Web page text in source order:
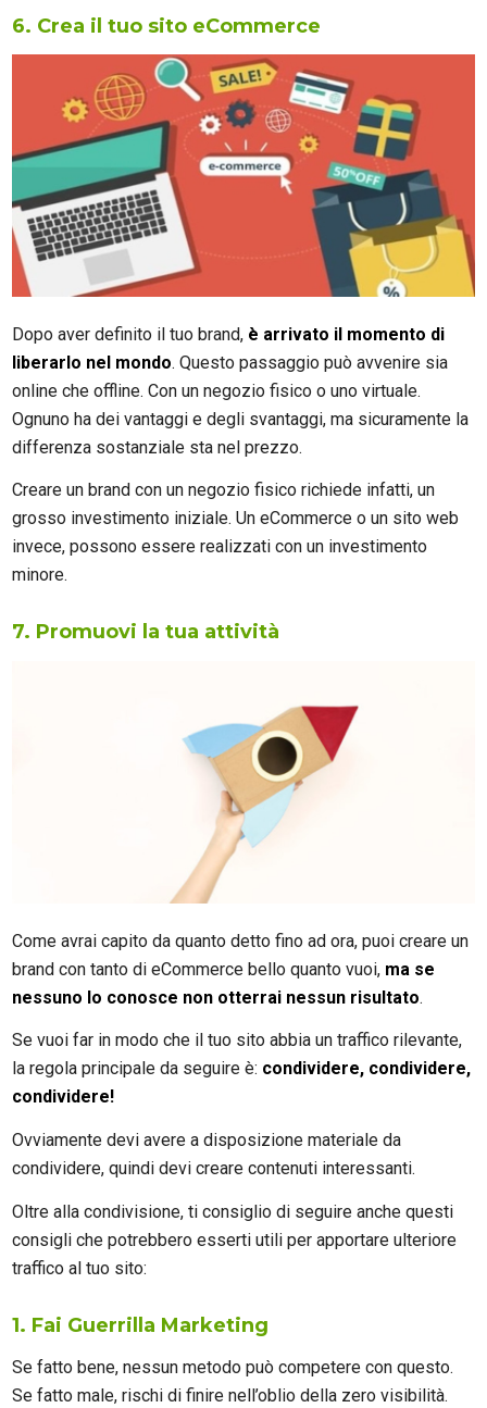
6. Crea il tuo sito eCommerce
Dopo aver definito il tuo brand, è arrivato il momento di
liberarlo nel mondo. Questo passaggio può avvenire sia
online che offline. Con un negozio fisico o uno virtuale.
Ognuno ha dei vantaggi e degli svantaggi, ma sicuramente la
differenza sostanziale sta nel prezzo.
Creare un brand con un negozio fisico richiede infatti, un
grosso investimento iniziale. Un eCommerce o un sito web
invece, possono essere realizzati con un investimento
minore.
7. Promuovi la tua attività
Come avrai capito da quanto detto fino ad ora, puoi creare un
brand con tanto di eCommerce bello quanto vuoi, ma se
nessuno lo conosce non otterrai nessun risultato.
Se vuoi far in modo che il tuo sito abbia un traffico rilevante,
la regola principale da seguire è: condividere, condividere,
condividere!
Ovviamente devi avere a disposizione materiale da
condividere, quindi devi creare contenuti interessanti.
Oltre alla condivisione, ti consiglio di seguire anche questi
consigli che potrebbero esserti utili per apportare ulteriore
traffico al tuo sito:
1. Fai Guerrilla Marketing
Se fatto bene, nessun metodo può competere con questo.
Se fatto male, rischi di finire nell’oblio della zero visibilità.